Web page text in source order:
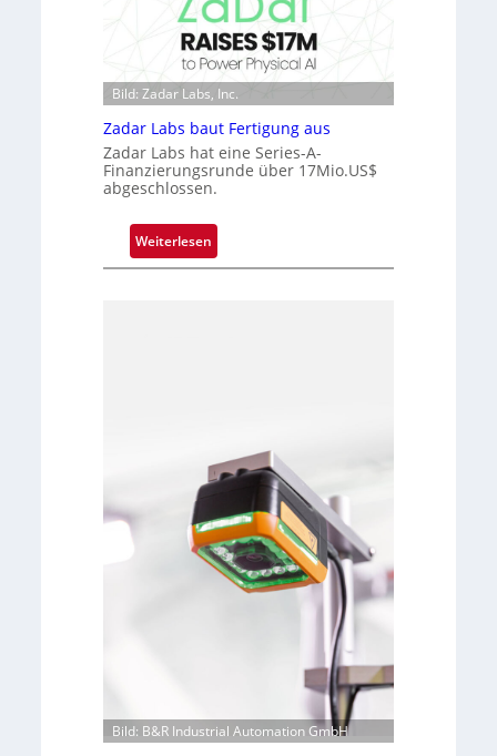
r
k
V
i
s
i
o
n
c
h
i
p
a
n
b
o
n
H
a
i
Bild: Zadar Labs, Inc.
Zadar Labs baut Fertigung aus
Zadar Labs hat eine Series-A-
Finanzierungsrunde über 17Mio.US$
abgeschlossen.
Weiterlesen
Z
b
u
t
F
n
Bild: B&R Industrial Automation GmbH